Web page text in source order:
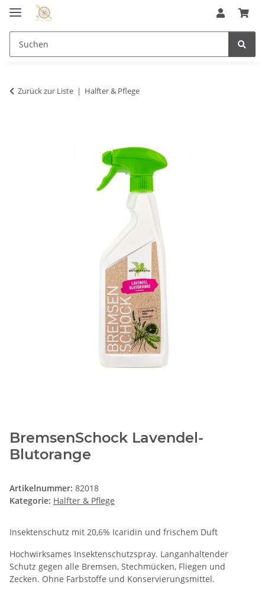
Zurück zur Liste Halfter & Pflege
BremsenSchock Lavendel-
Blutorange
Artikelnummer: 82018
Kategorie: Halfter & Pflege
Insektenschutz mit 20,6% Icaridin und frischem Duft
Hochwirksames Insektenschutzspray. Langanhaltender
Schutz gegen alle Bremsen, Stechmücken, Fliegen und
Zecken. Ohne Farbstoffe und Konservierungsmittel.